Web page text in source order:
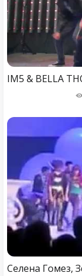
Селена Гомез,